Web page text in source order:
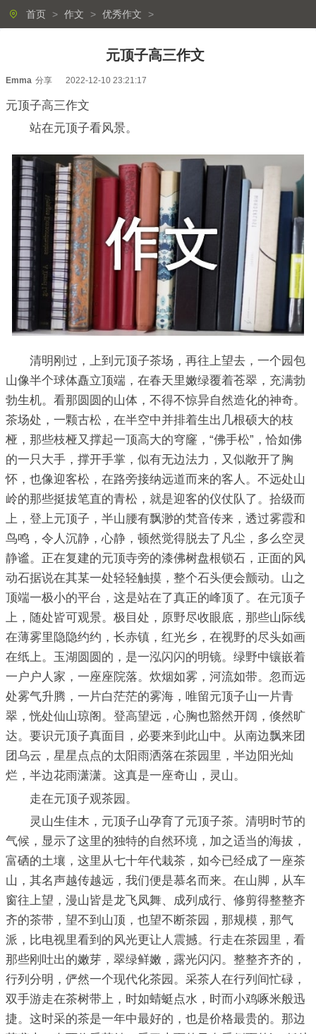
首页 > 作文 > 优秀作文 >
元顶子高三作文
Emma 分享 2022-12-10 23:21:17
元顶子高三作文
站在元顶子看风景。
清明刚过，上到元顶子茶场，再往上望去，一个园包
山像半个球体矗立顶端，在春天里嫩绿覆着苍翠，充满勃
勃生机。看那圆圆的山体，不得不惊异自然造化的神奇。
茶场处，一颗古松，在半空中并排着生出几根硕大的枝
桠，那些枝桠又撑起一顶高大的穹窿，“佛手松”，恰如佛
的一只大手，撑开手掌，似有无边法力，又似敞开了胸
怀，也像迎客松，在路旁接纳远道而来的客人。不远处山
岭的那些挺拔笔直的青松，就是迎客的仪仗队了。拾级而
上，登上元顶子，半山腰有飘渺的梵音传来，透过雾霞和
鸟鸣，令人沉静，心静，顿然觉得脱去了凡尘，多么空灵
静谧。正在复建的元顶寺旁的漆佛树盘根锁石，正面的风
动石据说在其某一处轻轻触摸，整个石头便会颤动。山之
顶端一极小的平台，这是站在了真正的峰顶了。在元顶子
上，随处皆可观景。极目处，原野尽收眼底，那些山际线
在薄雾里隐隐约约，长赤镇，红光乡，在视野的尽头如画
在纸上。玉湖圆圆的，是一泓闪闪的明镜。绿野中镶嵌着
一户户人家，一座座院落。炊烟如雾，河流如带。忽而远
处雾气升腾，一片白茫茫的雾海，唯留元顶子山一片青
翠，恍处仙山琼阁。登高望远，心胸也豁然开阔，倏然旷
达。要识元顶子真面目，必要来到此山中。从南边飘来团
团乌云，星星点点的太阳雨洒落在茶园里，半边阳光灿
烂，半边花雨潇潇。这真是一座奇山，灵山。
走在元顶子观茶园。
灵山生佳木，元顶子山孕育了元顶子茶。清明时节的
气候，显示了这里的独特的自然环境，加之适当的海拔，
富硒的土壤，这里从七十年代栽茶，如今已经成了一座茶
山，其名声越传越远，我们便是慕名而来。在山脚，从车
窗往上望，漫山皆是龙飞凤舞、成列成行、修剪得整整齐
齐的茶带，望不到山顶，也望不断茶园，那规模，那气
派，比电视里看到的风光更让人震撼。行走在茶园里，看
那些刚吐出的嫩芽，翠绿鲜嫩，露光闪闪。整整齐齐的，
行列分明，俨然一个现代化茶园。采茶人在行列间忙碌，
双手游走在茶树带上，时如蜻蜓点水，时而小鸡啄米般迅
捷。这时采的茶是一年中最好的，也是价格最贵的。那边